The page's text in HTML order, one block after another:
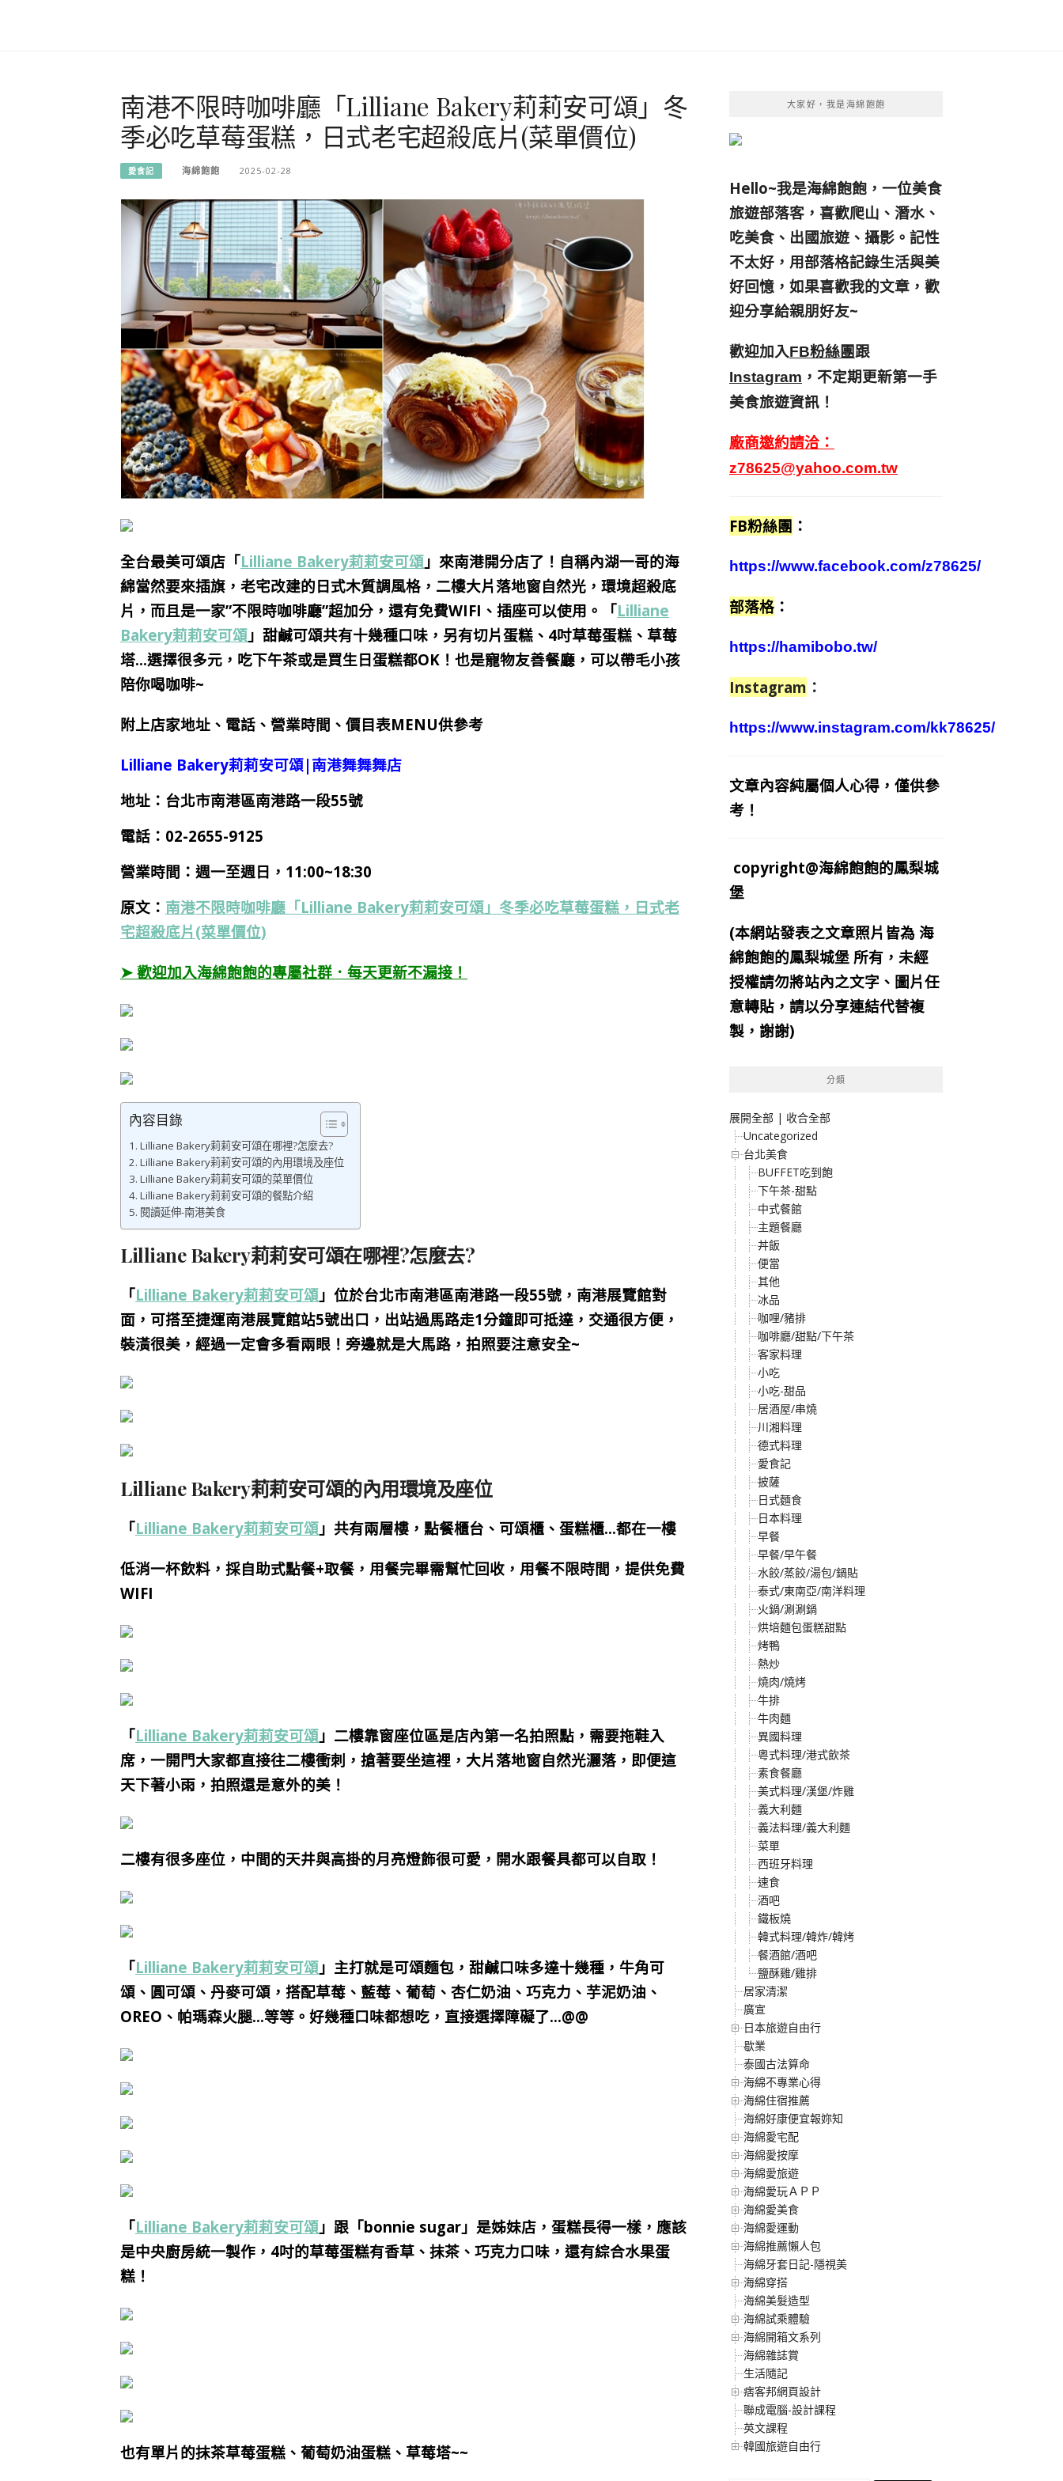
南港不限時咖啡廳「Lilliane Bakery莉莉安可頌」冬
季必吃草莓蛋糕，日式老宅超殺底片(菜單價位)
愛食記 海綿飽飽 2025-02-28
全台最美可頌店「Lilliane Bakery莉莉安可頌 」來南港開分店了！自稱內湖一哥的海
綿當然要來插旗，老宅改建的日式木質調風格，二樓大片落地窗自然光，環境超殺底
片，而且是一家”不限時咖啡廳”超加分，還有免費WIFI、插座可以使用。「Lilliane
Bakery莉莉安可頌 」甜鹹可頌共有十幾種口味，另有切片蛋糕、4吋草莓蛋糕、草莓
塔…選擇很多元，吃下午茶或是買生日蛋糕都OK！也是寵物友善餐廳，可以帶毛小孩
陪你喝咖啡~
附上店家地址、電話、營業時間、價目表MENU供參考
Lilliane Bakery莉莉安可頌|南港舞舞舞店
地址：台北市南港區南港路一段55號
電話： 02-2655-9125
營業時間：週一至週日，11:00~18:30
原文： 南港不限時咖啡廳「Lilliane Bakery莉莉安可頌」冬季必吃草莓蛋糕，日式老
宅超殺底片(菜單價位)
➤ 歡迎加入海綿飽飽的專屬社群．每天更新不漏接！
內容目錄
Lilliane Bakery莉莉安可頌在哪裡?怎麼去?
Lilliane Bakery莉莉安可頌的內用環境及座位
Lilliane Bakery莉莉安可頌的菜單價位
Lilliane Bakery莉莉安可頌的餐點介紹
閱讀延伸-南港美食
Lilliane Bakery莉莉安可頌在哪裡?怎麼去?
「Lilliane Bakery莉莉安可頌 」位於台北市南港區南港路一段55號，南港展覽館對
面，可搭至捷運南港展覽館站5號出口，出站過馬路走1分鐘即可抵達，交通很方便，
裝潢很美，經過一定會多看兩眼！旁邊就是大馬路，拍照要注意安全~
Lilliane Bakery莉莉安可頌的內用環境及座位
「Lilliane Bakery莉莉安可頌 」共有兩層樓， 點餐櫃台、可頌櫃、蛋糕櫃…都在一樓
低消一杯飲料，採自助式點餐+取餐，用餐完畢需幫忙回收， 用餐不限時間，提供免費
WIFI
「Lilliane Bakery莉莉安可頌 」二樓靠窗座位區是店內第一名拍照點 ， 需要拖鞋入
席， 一開門大家都直接往二樓衝刺 ，搶著要坐這裡， 大片落地窗自然光灑落，即便這
天下著小雨，拍照還是意外的美！
二樓有很多座位，中間的天井與高掛的月亮燈飾很可愛，開水跟餐具都可以自取！
「Lilliane Bakery莉莉安可頌 」主打就是可頌麵包，甜鹹口味多達十幾種，牛角可
頌、圓可頌、丹麥可頌，搭配草莓、藍莓、葡萄、杏仁奶油、巧克力、芋泥奶油、
OREO、帕瑪森火腿…等等。好幾種口味都想吃，直接選擇障礙了…@@
「Lilliane Bakery莉莉安可頌 」跟「bonnie sugar」是姊妹店，蛋糕長得一樣，應該
是中央廚房統一製作，4吋的草莓蛋糕有香草、抹茶、巧克力口味，還有綜合水果蛋
糕！
也有單片的抹茶草莓蛋糕、葡萄奶油蛋糕、草莓塔~~
大家好，我是海綿飽飽
Hello~我是海綿飽飽，一位美食
旅遊部落客， 喜歡爬山、潛水、
吃美食、出國旅遊、攝影。 記性
不太好，用部落格記錄生活與美
好回憶， 如果喜歡我的文章，歡
迎分享給親朋好友~
歡迎加入FB粉絲團跟
Instagram ，不定期更新第一手
美食旅遊資訊！
廠商邀約請洽：
z78625@yahoo.com.tw
FB粉絲團 ：
https://www.facebook.com/z78625/
部落格 ：
https://hamibobo.tw/
Instagram ：
https://www.instagram.com/kk78625/
文章內容純屬個人心得，僅供參
考！
copyright@海綿飽飽的鳳梨城
堡
(本網站發表之文章照片皆為 海
綿飽飽的鳳梨城堡 所有，未經
授權請勿將站內之文字、圖片任
意轉貼，請以分享連結代替複
製，謝謝)
分類
展開全部 | 收合全部
Uncategorized
台北美食
BUFFET吃到飽
下午茶-甜點
中式餐館
主題餐廳
丼飯
便當
其他
冰品
咖哩/豬排
咖啡廳/甜點/下午茶
客家料理
小吃
小吃-甜品
居酒屋/串燒
川湘料理
德式料理
愛食記
披薩
日式麵食
日本料理
早餐
早餐/早午餐
水餃/蒸餃/湯包/鍋貼
泰式/東南亞/南洋料理
火鍋/涮涮鍋
烘培麵包蛋糕甜點
烤鴨
熱炒
燒肉/燒烤
牛排
牛肉麵
異國料理
粵式料理/港式飲茶
素食餐廳
美式料理/漢堡/炸雞
義大利麵
義法料理/義大利麵
菜單
西班牙料理
速食
酒吧
鐵板燒
韓式料理/韓炸/韓烤
餐酒館/酒吧
鹽酥雞/雞排
居家清潔
廣宣
日本旅遊自由行
歇業
泰國古法算命
海綿不專業心得
海綿住宿推薦
海綿好康便宜報妳知
海綿愛宅配
海綿愛按摩
海綿愛旅遊
海綿愛玩ＡＰＰ
海綿愛美食
海綿愛運動
海綿推薦懶人包
海綿牙套日記-隱視美
海綿穿搭
海綿美髮造型
海綿試乘體驗
海綿開箱文系列
海綿雜誌賞
生活隨記
痞客邦網頁設計
聯成電腦-設計課程
英文課程
韓國旅遊自由行